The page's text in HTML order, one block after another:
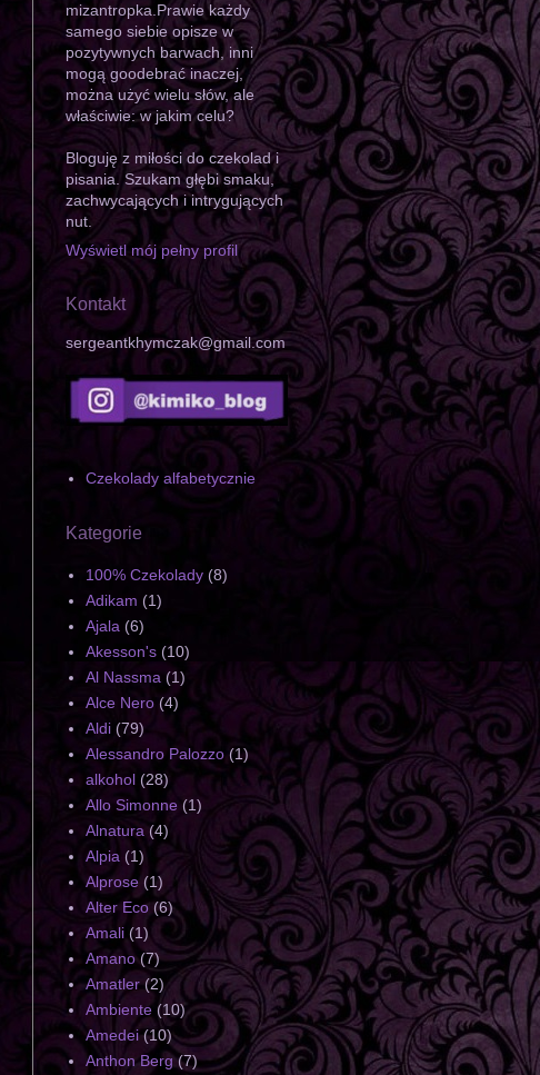
mizantropka.Prawie każdy
samego siebie opisze w
pozytywnych barwach, inni
mogą goodebrać inaczej,
można użyć wielu słów, ale
właściwie: w jakim celu?
Bloguję z miłości do czekolad i
pisania. Szukam głębi smaku,
zachwycających i intrygujących
nut.
Wyświetl mój pełny profil
Kontakt
sergeantkhymczak@gmail.com
Czekolady alfabetycznie
Kategorie
100% Czekolady (8)
Adikam (1)
Ajala (6)
Akesson's (10)
Al Nassma (1)
Alce Nero (4)
Aldi (79)
Alessandro Palozzo (1)
alkohol (28)
Allo Simonne (1)
Alnatura (4)
Alpia (1)
Alprose (1)
Alter Eco (6)
Amali (1)
Amano (7)
Amatler (2)
Ambiente (10)
Amedei (10)
Anthon Berg (7)